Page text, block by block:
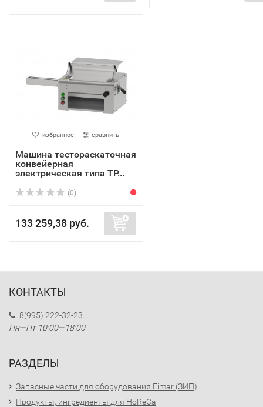
избранное сравнить
Машина тестораскаточная
конвейерная
электрическая типа ТР...
(0)
133 259,38 руб.
КОНТАКТЫ
8(995) 222-32-23
Пн—Пт 10:00—18:00
РАЗДЕЛЫ
Запасные части для оборудования Fimar (ЗИП)
Продукты, ингредиенты для HoReCa